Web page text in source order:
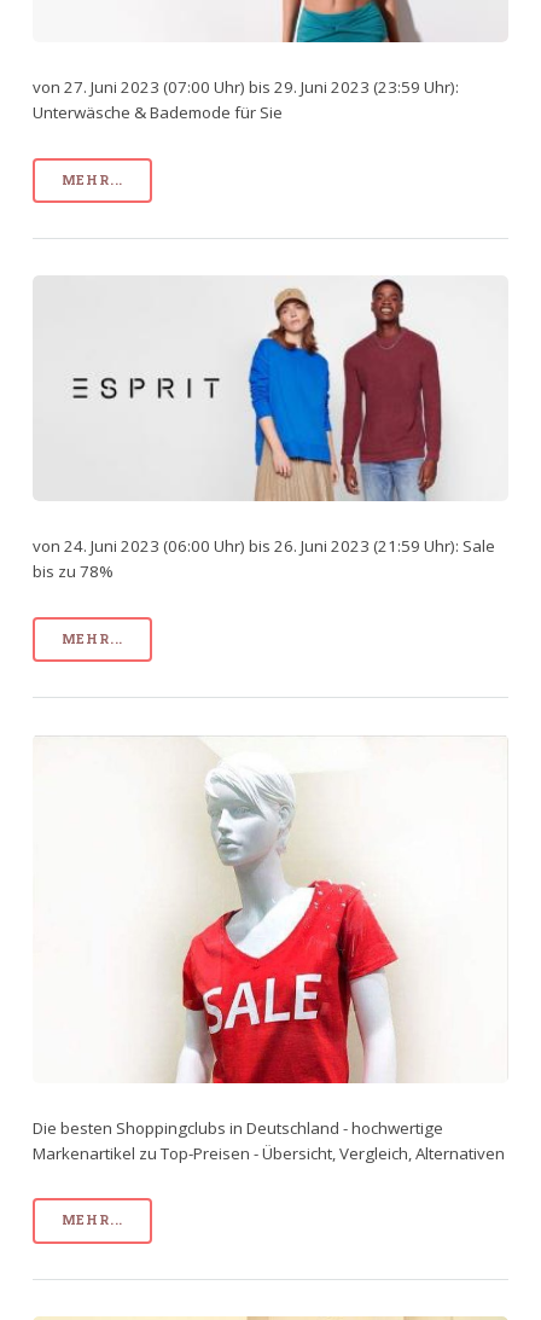
von 27. Juni 2023 (07:00 Uhr) bis 29. Juni 2023 (23:59 Uhr):
Unterwäsche & Bademode für Sie
MEHR...
von 24. Juni 2023 (06:00 Uhr) bis 26. Juni 2023 (21:59 Uhr): Sale
bis zu 78%
MEHR...
Die besten Shoppingclubs in Deutschland - hochwertige
Markenartikel zu Top-Preisen - Übersicht, Vergleich, Alternativen
MEHR...